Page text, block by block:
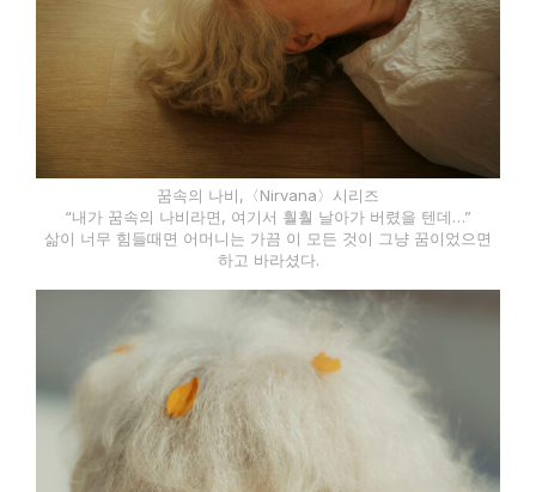
꿈속의 나비,〈Nirvana〉시리즈
“내가 꿈속의 나비라면, 여기서 훨훨 날아가 버렸을 텐데…”
삶이 너무 힘들때면 어머니는 가끔 이 모든 것이 그냥 꿈이었으면
하고 바라셨다.